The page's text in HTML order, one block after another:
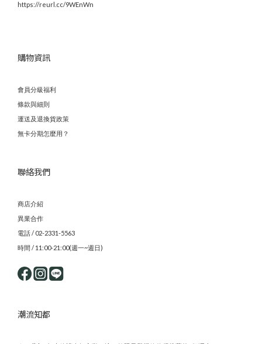
https://reurl.cc/9WEnWn
購物資訊
會員分級福利
條款與細則
運送及退換貨政策
無卡分期怎麼用？
聯絡我們
商店介紹
異業合作
電話 / 02-2331-5563
時間 / 11:00-21:00(週一~週日)
潮流知都